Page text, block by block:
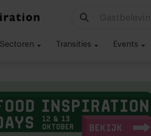
Sectoren Transities Events